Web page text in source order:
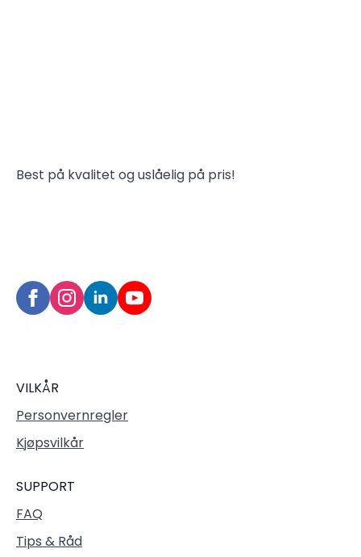
Best på kvalitet og uslåelig på pris!
VILKÅR
Personvernregler
Kjøpsvilkår
SUPPORT
FAQ
Tips & Råd